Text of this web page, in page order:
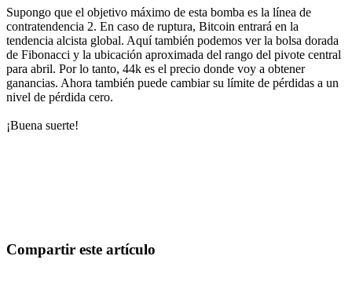
Supongo que el objetivo máximo de esta bomba es la línea de
contratendencia 2. En caso de ruptura, Bitcoin entrará en la
tendencia alcista global. Aquí también podemos ver la bolsa dorada
de Fibonacci y la ubicación aproximada del rango del pivote central
para abril. Por lo tanto, 44k es el precio donde voy a obtener
ganancias. Ahora también puede cambiar su límite de pérdidas a un
nivel de pérdida cero.
¡Buena suerte!
Compartir este artículo